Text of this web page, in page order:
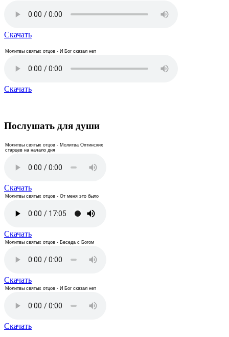
Скачать
Молитвы святых отцов - И Бог сказал нет
Скачать
Послушать для души
Молитвы святых отцов - Молитва Оптинских
старцев на начало дня
Скачать
Молитвы святых отцов - От меня это было
Скачать
Молитвы святых отцов - Беседа с Богом
Скачать
Молитвы святых отцов - И Бог сказал нет
Скачать